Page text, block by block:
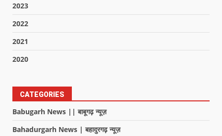
2023
2022
2021
2020
CATEGORIES
Babugarh News || बाबूगढ़ न्यूज़
Bahadurgarh News | बहादुरगढ़ न्यूज़